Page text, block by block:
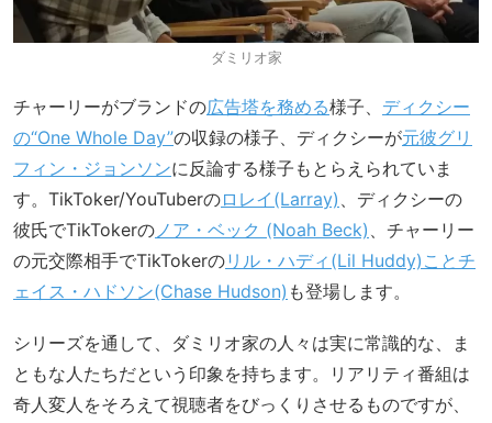
ダミリオ家
チャーリーがブランドの広告塔を務める様子、 ディクシー
の“One Whole Day”の収録の様子、ディクシーが元彼グリ
フィン・ジョンソンに反論する様子もとらえられていま
す。TikToker/YouTuberのロレイ(Larray) 、ディクシーの
彼氏でTikTokerの ノア・ベック (Noah Beck) 、チャーリー
の元交際相手でTikTokerのリル・ハディ(Lil Huddy)ことチ
ェイス・ハドソン(Chase Hudson) も登場します。
シリーズを通して、ダミリオ家の人々は実に常識的な、ま
ともな人たちだという印象を持ちます。リアリティ番組は
奇人変人をそろえて視聴者をびっくりさせるものですが、